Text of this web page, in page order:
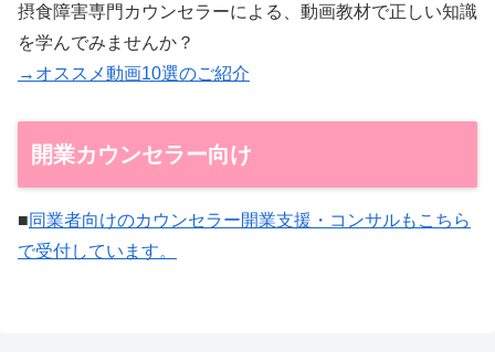
摂食障害専門カウンセラーによる、動画教材で正しい知識
を学んでみませんか？
→オススメ動画10選のご紹介
開業カウンセラー向け
■同業者向けのカウンセラー開業支援・コンサルもこちら
で受付しています。